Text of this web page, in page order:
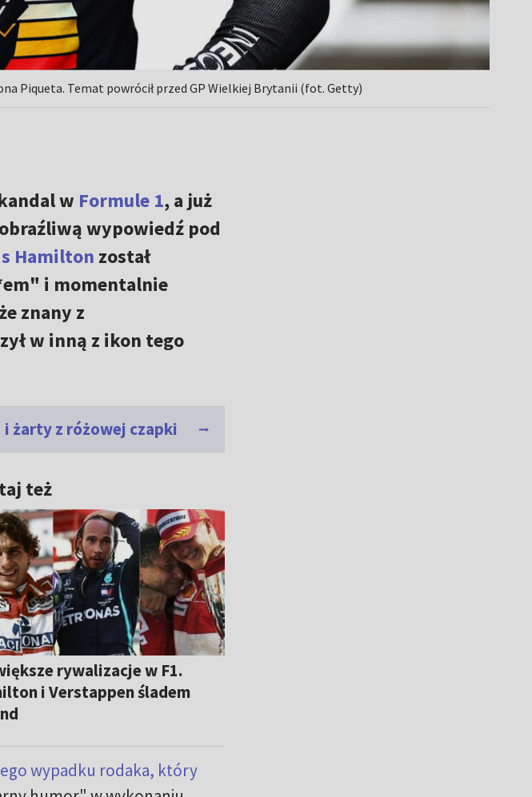
Piqueta. Temat powrócił przed GP Wielkiej Brytanii (fot. Getty)
w Formule 1, a już
wypowiedź pod
Hamilton został
i momentalnie
znany z
w inną z ikon tego
i żarty z różowej czapki
też
rywalizacje w F1.
i Verstappen śladem
wypadku rodaka, który